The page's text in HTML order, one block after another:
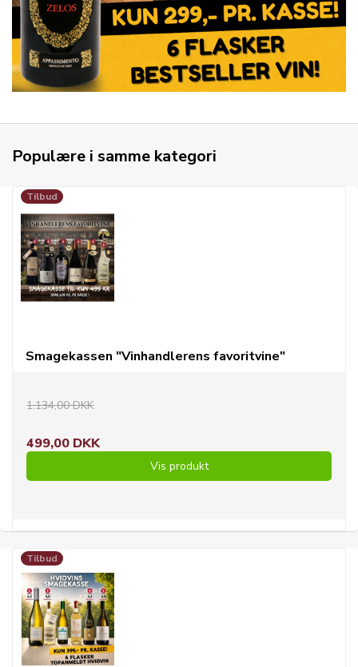
Populære i samme kategori
Tilbud
Smagekassen "Vinhandlerens favoritvine"
1.134,00 DKK
499,00 DKK
Vis produkt
Tilbud